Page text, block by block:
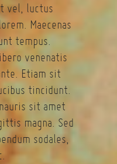
vel, luctus
Maecenas
tempus.
venenatis
Etiam sit
tincidunt.
sit amet
magna. Sed
sodales,